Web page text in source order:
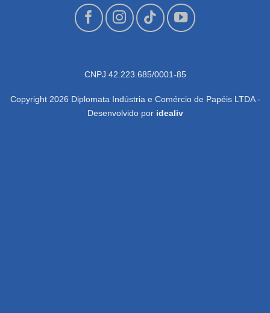
CNPJ 42.223.685/0001-85
Copyright 2026 Diplomata Indústria e Comércio de Papéis LTDA -
Desenvolvido por idealiv